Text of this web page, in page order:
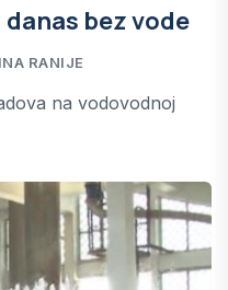
bez vode
RANIJE
na vodovodnoj